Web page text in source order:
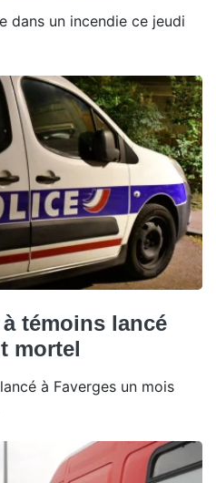
dans un incendie ce jeudi
témoins lancé
mortel
à Faverges un mois